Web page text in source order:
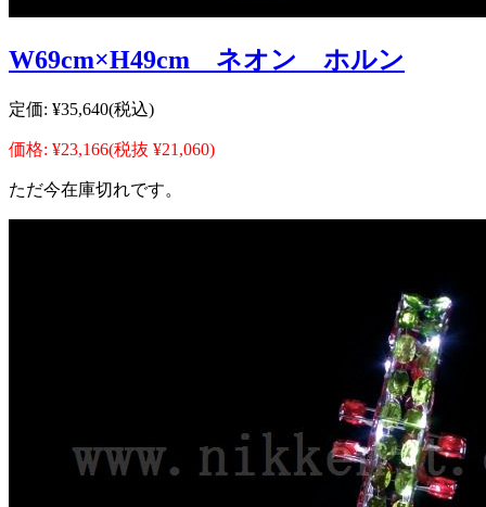
W69cm×H49cm ネオン ホルン
定価: ¥35,640(税込)
価格: ¥23,166(税抜 ¥21,060)
ただ今在庫切れです。